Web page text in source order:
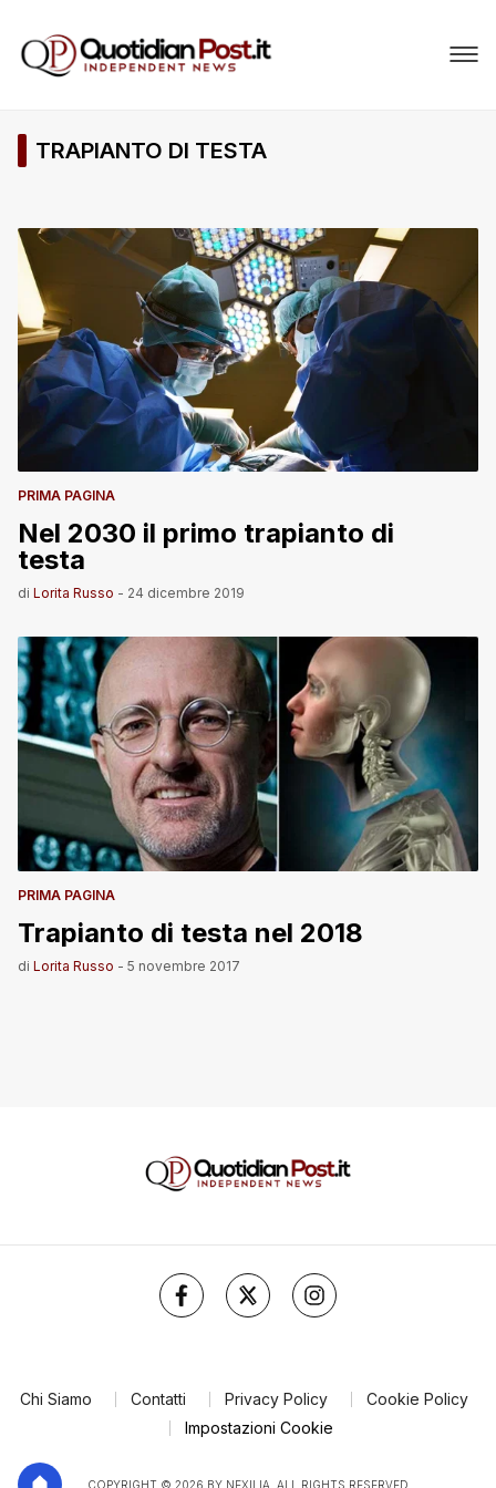
TRAPIANTO DI TESTA
PRIMA PAGINA
Nel 2030 il primo trapianto di
testa
di Lorita Russo - 24 dicembre 2019
PRIMA PAGINA
Trapianto di testa nel 2018
di Lorita Russo - 5 novembre 2017
Chi Siamo Contatti Privacy Policy
Cookie Policy
Impostazioni Cookie
COPYRIGHT © 2026 BY NEXILIA. ALL RIGHTS RESERVED